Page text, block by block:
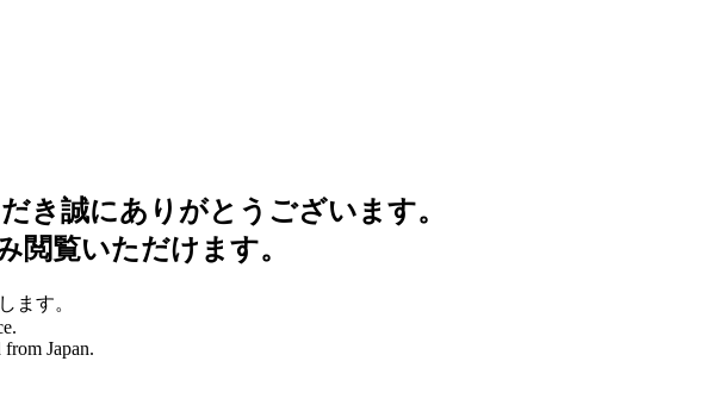
き誠にありがとうございます。
閲覧いただけます。
ます。
Japan.